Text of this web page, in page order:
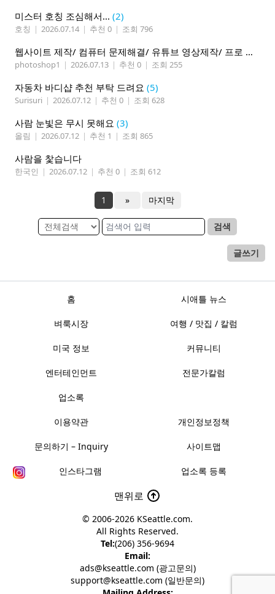
미스터 호칭 조심해서... (2)
호칭 | 2026.07.14 | 추천 0 | 조회 796
웹사이트 제작/ 컴퓨터 문제해결/ 유튜브 영상제작/ 프로 사진촬영
photoshop1 | 2026.07.13 | 추천 0 | 조회 255
자동차 바디샵 추천 부탁 드려요 (5)
Surisuri | 2026.07.12 | 추천 0 | 조회 628
사람 눈빛은 무시 못해요 (3)
올림 | 2026.07.12 | 추천 1 | 조회 865
사람을 찿습니다
한국인 | 2026.07.12 | 추천 0 | 조회 612
1 » 마지막
검색
글쓰기
홈 시애틀 뉴스
벼룩시장 여행 / 맛집 / 칼럼
미국 정보 커뮤니티
엔터테인먼트 전문가칼럼
업소록
이용약관 개인정보정책
문의하기 – Inquiry 사이트맵
인스타그램 업소록 등록
맨위로
© 2006-2026 KSeattle.com.
All Rights Reserved.
Tel:(206) 356-9694
Email:
ads@kseattle.com (광고문의)
support@kseattle.com (일반문의)